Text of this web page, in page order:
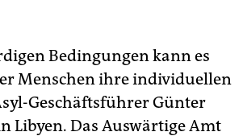
Bedingungen kann es
Menschen ihre individuellen
Geschäftsführer Günter
Libyen. Das Auswärtige Amt